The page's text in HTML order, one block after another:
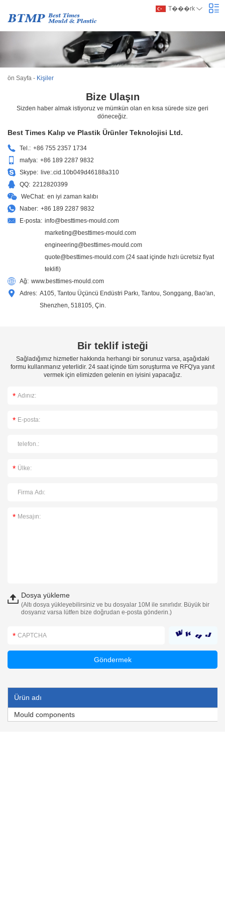
T���rk
ön Sayfa - Kişiler
Bize Ulaşın
Sizden haber almak istiyoruz ve mümkün olan en kısa sürede size geri
döneceğiz.
Best Times Kalıp ve Plastik Ürünler Teknolojisi Ltd.
Tel.: +86 755 2357 1734
mafya: +86 189 2287 9832
Skype: live:.cid.10b049d46188a310
QQ: 2212820399
WeChat: en iyi zaman kalıbı
Naber: +86 189 2287 9832
E-posta: info@besttimes-mould.com
marketing@besttimes-mould.com
engineering@besttimes-mould.com
quote@besttimes-mould.com (24 saat içinde hızlı ücretsiz fiyat
teklifi)
Ağ: www.besttimes-mould.com
Adres: A105, Tantou Üçüncü Endüstri Parkı, Tantou, Songgang, Bao'an,
Shenzhen, 518105, Çin.
Bir teklif isteği
Sağladığımız hizmetler hakkında herhangi bir sorunuz varsa, aşağıdaki
formu kullanmanız yeterlidir. 24 saat içinde tüm soruşturma ve RFQ'ya yanıt
vermek için elimizden gelenin en iyisini yapacağız.
Dosya yükleme
(Altı dosya yükleyebilirsiniz ve bu dosyalar 10M ile sınırlıdır. Büyük bir
dosyanız varsa lütfen bize doğrudan e-posta gönderin.)
Ürün adı
Mould components